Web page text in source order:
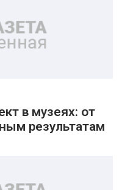
в музеях: от
результатам